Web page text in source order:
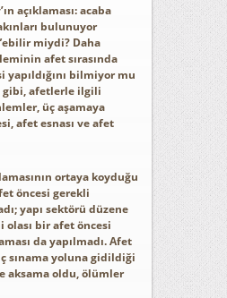
açıklaması: acaba
bulunuyor
miydi? Daha
afet sırasında
yapıldığını bilmiyor mu
gibi, afetlerle ilgili
üç aşamaya
afet esnası ve afet
ortaya koyduğu
öncesi gerekli
yapı sektörü düzene
olası bir afet öncesi
da yapılmadı. Afet
sınama yoluna gidildiği
aksama oldu, ölümler